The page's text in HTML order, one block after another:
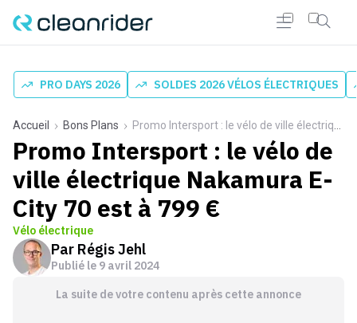
PRO DAYS 2026 SOLDES 2026 VÉLOS ÉLECTRIQUES
Accueil Bons Plans Promo Intersport : le vélo de ville électrique Nakamura E-City 70 est à 799 €
Promo Intersport : le vélo de
ville électrique Nakamura E-
City 70 est à 799 €
Vélo électrique
Par Régis Jehl
Publié le 9 avril 2024
La suite de votre contenu après cette annonce